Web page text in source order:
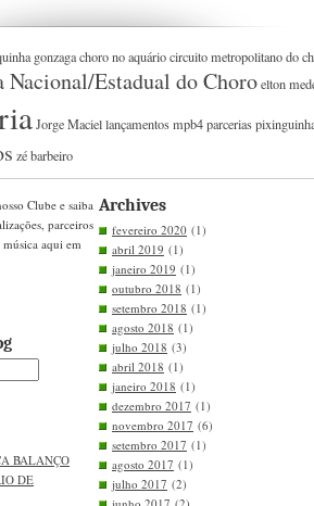
gonzagachoro no aquáriocircuito metropolitano do
Nacional/Estadual do Choroelton
Jorge Maciellançamentosmpb4parcerias
zé barbeiro
Clube e saiba
parceiros
aqui em
BALANÇO
DE
Archives
fevereiro 2020 (1)
abril 2019 (1)
janeiro 2019 (1)
outubro 2018 (1)
setembro 2018 (1)
agosto 2018 (1)
julho 2018 (3)
abril 2018 (1)
janeiro 2018 (1)
dezembro 2017 (1)
novembro 2017 (6)
setembro 2017 (1)
agosto 2017 (1)
julho 2017 (2)